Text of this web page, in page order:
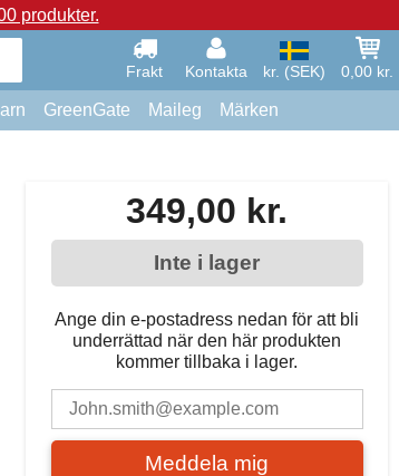
produkter.
Frakt Kontakta kr. (SEK) 0,00 kr.
GreenGate Maileg Märken
349,00 kr.
Inte i lager
Ange din e-postadress nedan för att bli
underrättad när den här produkten
kommer tillbaka i lager.
Meddela mig